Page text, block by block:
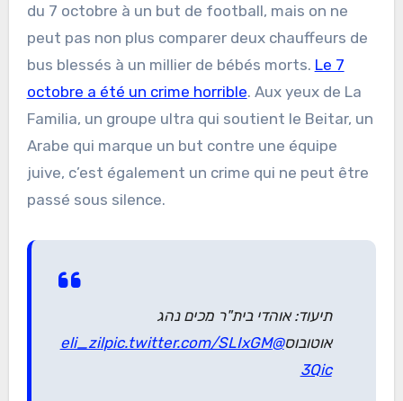
du 7 octobre à un but de football, mais on ne
peut pas non plus comparer deux chauffeurs de
bus blessés à un millier de bébés morts. Le 7
octobre a été un crime horrible. Aux yeux de La
Familia, un groupe ultra qui soutient le Beitar, un
Arabe qui marque un but contre une équipe
juive, c’est également un crime qui ne peut être
passé sous silence.
תיעוד: אוהדי בית"ר מכים נהג
אוטובוס@eli_zil
pic.twitter.com/SLIxGM
3Qic